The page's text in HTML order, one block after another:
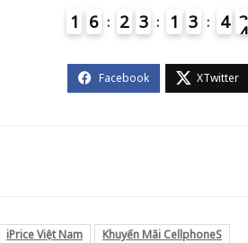
1 6 2 3 1 3 4 3
iPrice Việt Nam Khuyến Mãi CellphoneS